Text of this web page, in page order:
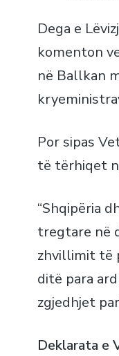
Dega e
komenton
në Ballkan
Por sipas
të tërhiqet
“Shqipëria
tregtare në
zhvillimit të
ditë para
zgjedhjet
Deklarata e